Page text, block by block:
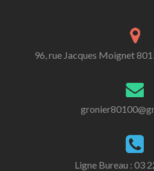
96, rue Jacques Moignet
Ligne Bureau : 03